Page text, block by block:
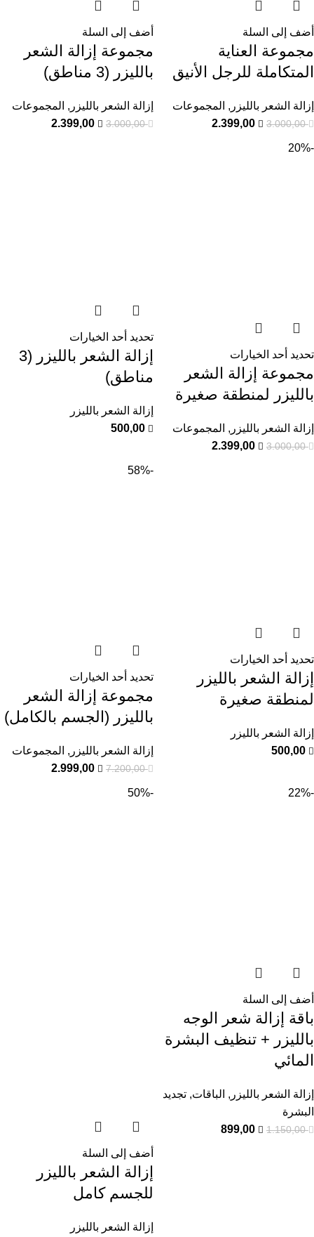
أضف إلى السلة
مجموعة العناية
المتكاملة للرجل الأنيق
إزالة الشعر بالليزر , المجموعات
3.000,00
2.399,00
أضف إلى السلة
مجموعة إزالة الشعر
بالليزر (3 مناطق)
إزالة الشعر بالليزر , المجموعات
3.000,00
2.399,00
-20%
تحديد أحد الخيارات
مجموعة إزالة الشعر
بالليزر لمنطقة صغيرة
إزالة الشعر بالليزر , المجموعات
3.000,00
2.399,00
تحديد أحد الخيارات
إزالة الشعر بالليزر (3
مناطق)
إزالة الشعر بالليزر
500,00
تحديد أحد الخيارات
إزالة الشعر بالليزر
لمنطقة صغيرة
إزالة الشعر بالليزر
500,00
-58%
تحديد أحد الخيارات
مجموعة إزالة الشعر
بالليزر (الجسم بالكامل)
إزالة الشعر بالليزر , المجموعات
7.200,00
2.999,00
-22%
أضف إلى السلة
باقة إزالة شعر الوجه
بالليزر + تنظيف البشرة
المائي
إزالة الشعر بالليزر , الباقات, تجديد
البشرة
1.150,00
899,00
-50%
أضف إلى السلة
إزالة الشعر بالليزر
للجسم كامل
إزالة الشعر بالليزر